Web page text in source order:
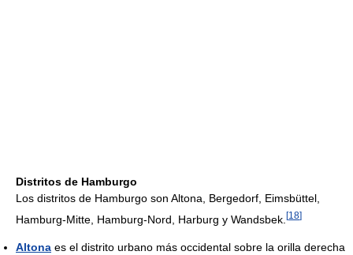
Distritos de Hamburgo
Los distritos de Hamburgo son Altona, Bergedorf, Eimsbüttel,
Hamburg-Mitte, Hamburg-Nord, Harburg y Wandsbek. [18]
Altona es el distrito urbano más occidental sobre la orilla derecha